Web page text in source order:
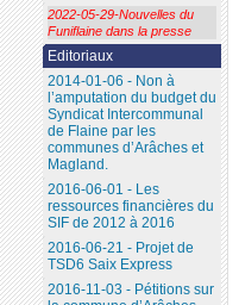
2022-05-29-Nouvelles du
Funiflaine dans la presse
Editoriaux
2014-01-06 - Non à
l’amputation du budget du
Syndicat Intercommunal
de Flaine par les
communes d’Arâches et
Magland.
2016-06-01 - Les
ressources financières du
SIF de 2012 à 2016
2016-06-21 - Projet de
TSD6 Saix Express
2016-11-03 - Pétitions sur